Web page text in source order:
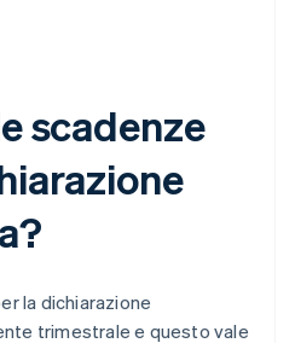
scadenze
la dichiarazione
trimestrale e questo vale